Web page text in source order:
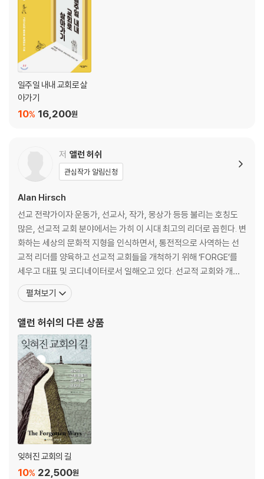
일주일 내내 교회로 살
아가기
16,200원
10%
저 앨런 허쉬
관심작가 알림신청
Alan Hirsch
선교 전략가이자 운동가, 선교사, 작가, 몽상가 등등 불리는 호칭도
많은, 선교적 교회 분야에서는 가히 이 시대 최고의 리더로 꼽힌다. 변
화하는 세상의 문화적 지형을 인식하면서, 통전적으로 사역하는 선
교적 리더를 양육하고 선교적 교회들을 개척하기 위해 ‘FORGE’를
세우고 대표 및 코디네이터로서 일해오고 있다. 선교적 교회와 개척
운동을 하는 ‘Future Travelers’와 ‘100 Movement’의 설립자이
기도 하다. 지역 교회 운동을 이끌면서 풀러신학교를 포함한 여러 대
다』(IVP), 『모험으로
펼쳐보기
앨런 허쉬 의 다른 상품
잊혀진 교회의 길
22,500원
10%